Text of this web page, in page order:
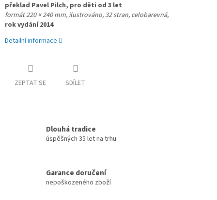
překlad Pavel Pilch, pro děti od 3 let
formát 220 × 240 mm, ilustrováno, 32 stran, celobarevná,
rok vydání 2014
Detailní informace
ZEPTAT SE SDÍLET
Dlouhá tradice
úspěšných 35 let na trhu
Garance doručení
nepoškozeného zboží